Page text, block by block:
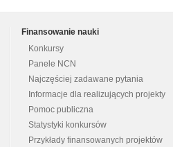
Finansowanie nauki
Konkursy
Panele NCN
Najczęściej zadawane pytania
Informacje dla realizujących projekty
Pomoc publiczna
Statystyki konkursów
Przykłady finansowanych projektów